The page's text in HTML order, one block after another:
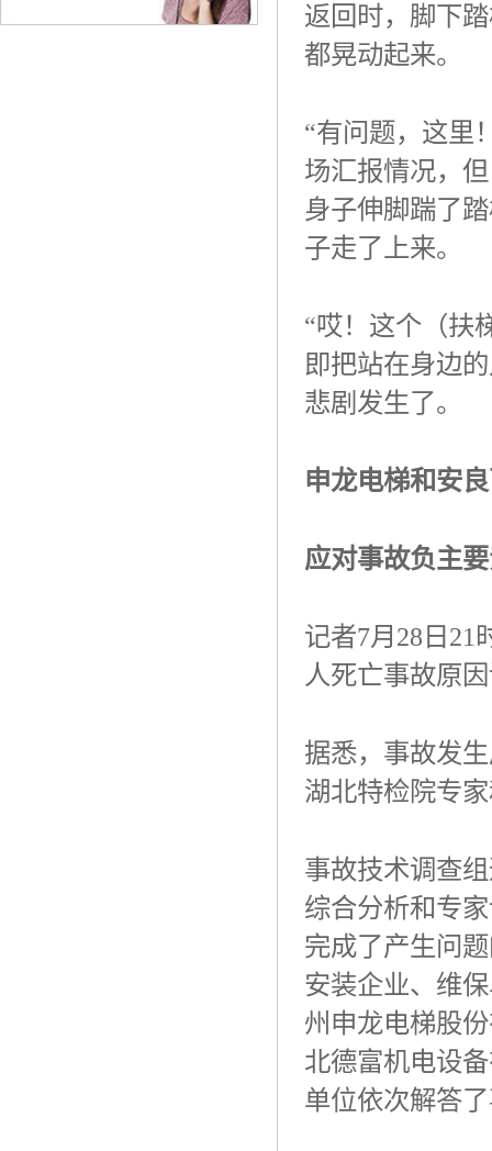
返回时，脚下
都晃动起来。
“有问题，这里
场汇报情况，
身子伸脚踹了
子走了上来。
“哎！这个（扶
即把站在身边
悲剧发生了。
申龙电梯和安
应对事故负主
记者7月 28 日 21
人死亡事故原
据悉，事故发
湖北特检院专
事故技术调查
综合分析和专
完成了产生问
安装企业、维
州申龙电梯股
北德富机电设
单位依次解答